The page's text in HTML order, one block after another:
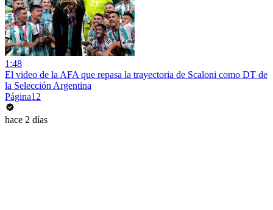
1:48
El video de la AFA que repasa la trayectoria de Scaloni como DT de
la Selección Argentina
Página12
hace 2 días